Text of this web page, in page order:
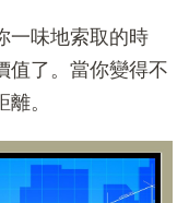
一味地索取的時
值了。當你變得不
。